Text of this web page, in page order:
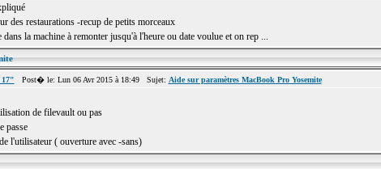
des restaurations -recup de petits morceaux
dans la machine à remonter jusqu'à l'heure ou date voulue et on rep ...
17" Post� le: Lun 06 Avr 2015 à 18:49 Sujet: Aide sur paramètres MacBook Pro Yosemite
de filevault ou pas
passe
l'utilisateur ( ouverture avec -sans)